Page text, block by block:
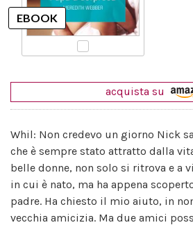
acquista su
Whil: Non credevo un giorno Nick
che è sempre stato attratto dalla
belle donne, non solo si ritrova e a
in cui è nato, ma ha appena
padre. Ha chiesto il mio aiuto, in
vecchia amicizia. Ma due amici